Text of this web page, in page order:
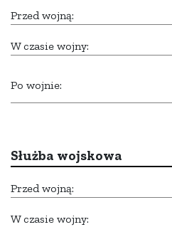
Przed wojną:
W czasie wojny:
Po wojnie:
Służba wojskowa
Przed wojną:
W czasie wojny: